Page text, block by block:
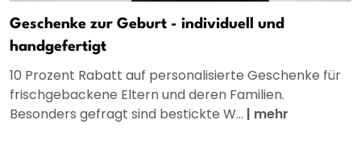
Geschenke zur Geburt - individuell und
handgefertigt
10 Prozent Rabatt auf personalisierte Geschenke für
frischgebackene Eltern und deren Familien.
Besonders gefragt sind bestickte W... | mehr